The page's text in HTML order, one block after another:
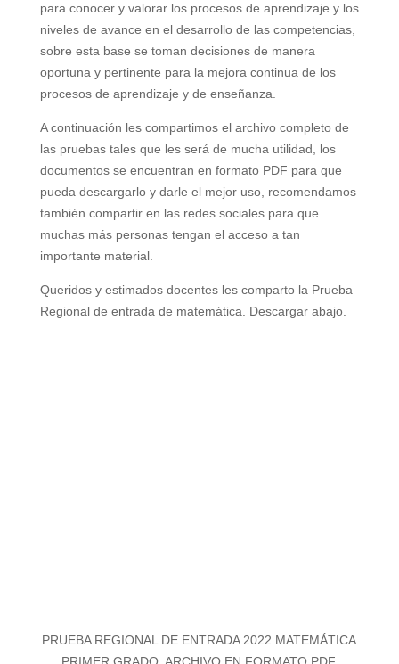
para conocer y valorar los procesos de aprendizaje y los
niveles de avance en el desarrollo de las competencias,
sobre esta base se toman decisiones de manera
oportuna y pertinente para la mejora continua de los
procesos de aprendizaje y de enseñanza.
A continuación les compartimos el archivo completo de
las pruebas tales que les será de mucha utilidad, los
documentos se encuentran en formato PDF para que
pueda descargarlo y darle el mejor uso, recomendamos
también compartir en las redes sociales para que
muchas más personas tengan el acceso a tan
importante material.
Queridos y estimados docentes les comparto la Prueba
Regional de entrada de matemática. Descargar abajo.
PRUEBA REGIONAL DE ENTRADA 2022 MATEMÁTICA